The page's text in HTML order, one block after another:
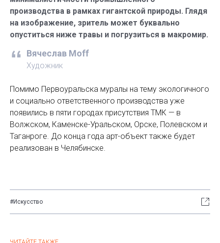
производства в рамках гигантской природы. Глядя
на изображение, зритель может буквально
опуститься ниже травы и погрузиться в макромир.
Вячеслав Moff
Художник
Помимо Первоуральска муралы на тему экологичного
и социально ответственного производства уже
появились в пяти городах присутствия ТМК — в
Волжском, Каменске-Уральском, Орске, Полевском и
Таганроге. До конца года арт-объект также будет
реализован в Челябинске.
#Искусство